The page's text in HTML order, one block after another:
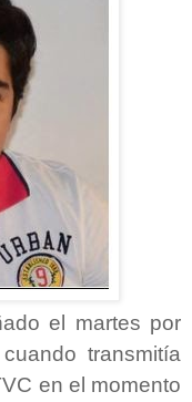
el martes por
transmitía
en el momento